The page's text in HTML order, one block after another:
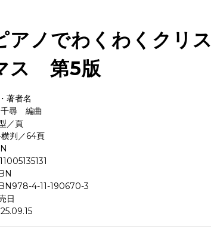
アノでわくわくクリス
ス 第5版
著者名
尋　編曲
／頁
判／64頁
4-11-190670-3
日